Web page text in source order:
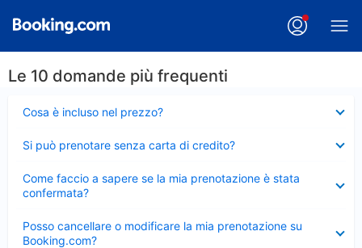
Le 10 domande più frequenti
Cosa è incluso nel prezzo?
chiuso
Si può prenotare senza carta di credito?
chiuso
Come faccio a sapere se la mia prenotazione è stata
confermata?
chiuso
Posso cancellare o modificare la mia prenotazione su
Booking.com?
chiuso